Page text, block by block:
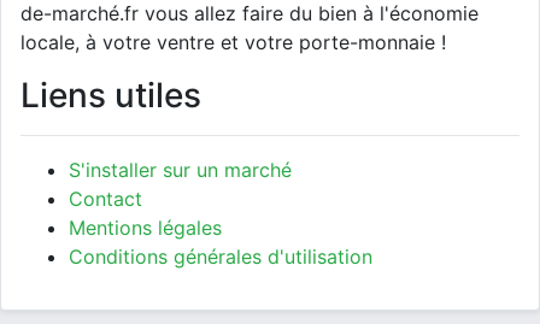
de-marché.fr vous allez faire du bien à l'économie
locale, à votre ventre et votre porte-monnaie !
Liens utiles
S'installer sur un marché
Contact
Mentions légales
Conditions générales d'utilisation